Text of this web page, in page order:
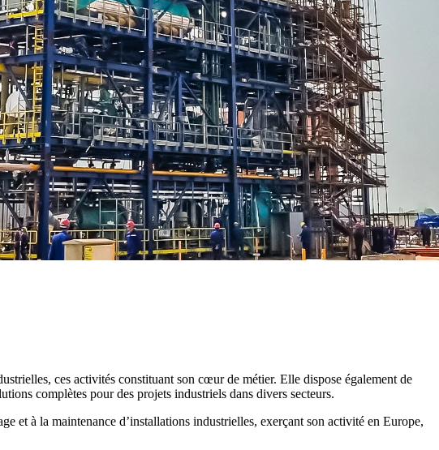
ces activités constituant son cœur de métier. Elle dispose également de
complètes pour des projets industriels dans divers secteurs.
et à la maintenance d’installations industrielles, exerçant son activité en Europe,